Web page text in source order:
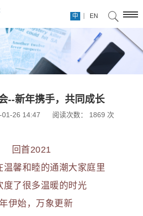
中 EN
--新年携手，共同成长
01-26 14:47 阅读次数： 1869 次
回首2021
温馨和睦的通潮大家庭里
度了很多温暖的时光
伊始，万象更新